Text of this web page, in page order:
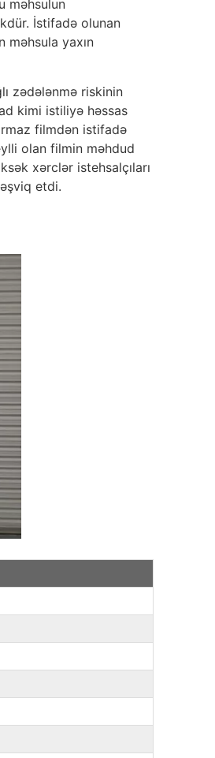
məhsulun
İstifadə olunan
yaxın
zədələnmə riskinin
kimi istiliyə həssas
filmdən istifadə
olan filmin məhdud
xərclər istehsalçıları
etdi.